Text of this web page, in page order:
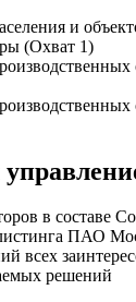
и
(Охват 1)
в составе
ПАО
всех
решений